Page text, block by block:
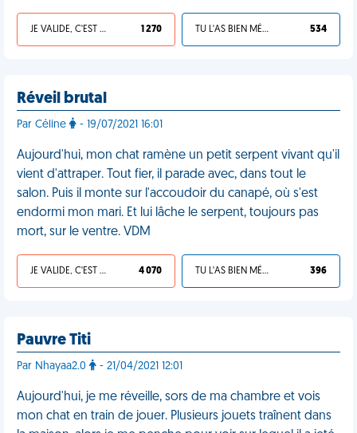
JE VALIDE, C'EST UNE VDM 1 270 TU L'AS BIEN MÉRITÉ 534
Réveil brutal
Par Céline - 19/07/2021 16:01
Aujourd'hui, mon chat ramène un petit serpent vivant qu'il
vient d'attraper. Tout fier, il parade avec, dans tout le
salon. Puis il monte sur l'accoudoir du canapé, où s'est
endormi mon mari. Et lui lâche le serpent, toujours pas
mort, sur le ventre. VDM
JE VALIDE, C'EST UNE VDM 4 070 TU L'AS BIEN MÉRITÉ 396
Pauvre Titi
Par Nhayaa2.0 - 21/04/2021 12:01
Aujourd'hui, je me réveille, sors de ma chambre et vois
mon chat en train de jouer. Plusieurs jouets traînent dans